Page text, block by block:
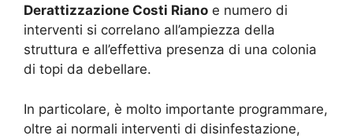
Derattizzazione Costi Riano e numero di
interventi si correlano all’ampiezza della
struttura e all’effettiva presenza di una colonia
di topi da debellare.
In particolare, è molto importante programmare,
oltre ai normali interventi di disinfestazione,